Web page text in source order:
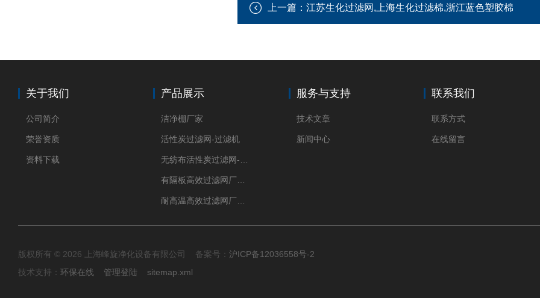
上一篇： 江苏生化过滤网,上海生化过滤棉,浙江蓝色塑胶棉
关于我们
公司简介
荣誉资质
资料下载
产品展示
洁净棚厂家
活性炭过滤网-过滤机
服务与支持
技术文章
新闻中心
联系我们
联系方式
在线留言
版权所有 © 2026 上海峰旋净化设备有限公司 备案号： 沪ICP备12036558号-2
技术支持： 环保在线 管理登陆 sitemap.xml